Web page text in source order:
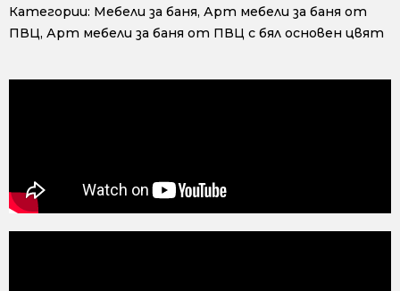
Категории: Мебели за баня, Арт мебели за баня от
ПВЦ, Арт мебели за баня от ПВЦ с бял основен цвят